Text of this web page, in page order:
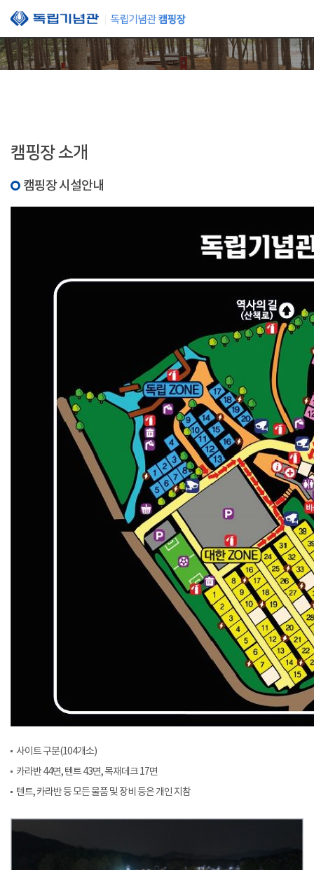
본문 바로가기
캠핑장 소개
캠핑장 시설안내
사이트 구분(104개소)
카라반 44면, 텐트 43면, 목재데크 17면
텐트, 카라반 등 모든 물품 및 장비 등은 개인 지참